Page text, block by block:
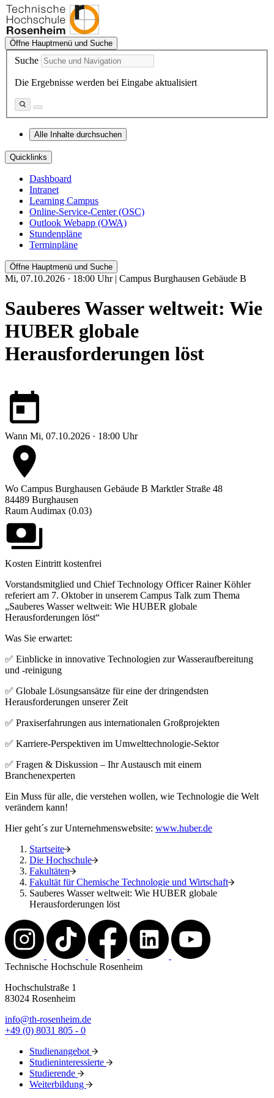
Öffne Hauptmenü und Suche
Suche
Die Ergebnisse werden bei Eingabe aktualisiert
Alle Inhalte durchsuchen
Quicklinks
Dashboard
Intranet
Learning Campus
Online-Service-Center (OSC)
Outlook Webapp (OWA)
Stundenpläne
Terminpläne
Öffne Hauptmenü und Suche
Mi, 07.10.2026 · 18:00 Uhr | Campus Burghausen Gebäude B
Sauberes Wasser weltweit: Wie
HUBER globale
Herausforderungen löst
Wann Mi, 07.10.2026 · 18:00 Uhr
Wo Campus Burghausen Gebäude B Marktler Straße 48
84489 Burghausen
Raum Audimax (0.03)
Kosten Eintritt kostenfrei
Vorstandsmitglied und Chief Technology Officer Rainer Köhler
referiert am 7. Oktober in unserem Campus Talk zum Thema
„Sauberes Wasser weltweit: Wie HUBER globale
Herausforderungen löst“
Was Sie erwartet:
✅ Einblicke in innovative Technologien zur Wasseraufbereitung
und -reinigung
✅ Globale Lösungsansätze für eine der dringendsten
Herausforderungen unserer Zeit
✅ Praxiserfahrungen aus internationalen Großprojekten
✅ Karriere-Perspektiven im Umwelttechnologie-Sektor
✅ Fragen & Diskussion – Ihr Austausch mit einem
Branchenexperten
Ein Muss für alle, die verstehen wollen, wie Technologie die Welt
verändern kann!
Hier geht´s zur Unternehmenswebsite: www.huber.de
Startseite
Die Hochschule
Fakultäten
Fakultät für Chemische Technologie und Wirtschaft
Sauberes Wasser weltweit: Wie HUBER globale
Herausforderungen löst
Technische Hochschule Rosenheim
Hochschulstraße 1
83024 Rosenheim
info@th-rosenheim.de
+49 (0) 8031 805 - 0
Studienangebot
Studieninteressierte
Studierende
Weiterbildung